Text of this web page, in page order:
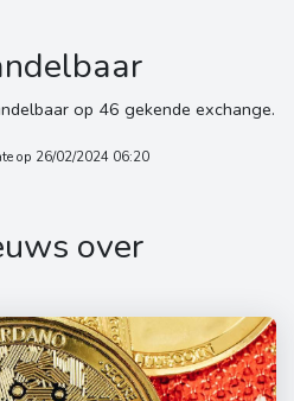
op 46 gekende exchange.
op 26/02/2024 06:20
over